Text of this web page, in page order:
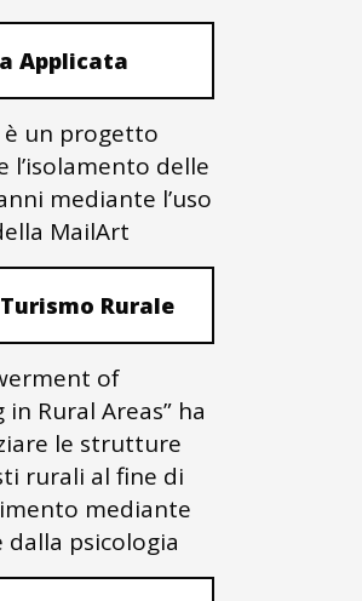
Applicata
è un progetto
l’isolamento delle
mediante l’uso
MailArt
Rurale
of
Rural Areas” ha
le strutture
rurali al fine di
mediante
psicologia